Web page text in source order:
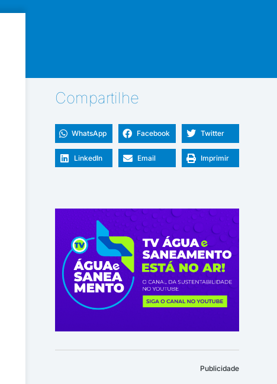
Compartilhe
WhatsApp Facebook Twitter
LinkedIn Email Imprimir
Publicidade